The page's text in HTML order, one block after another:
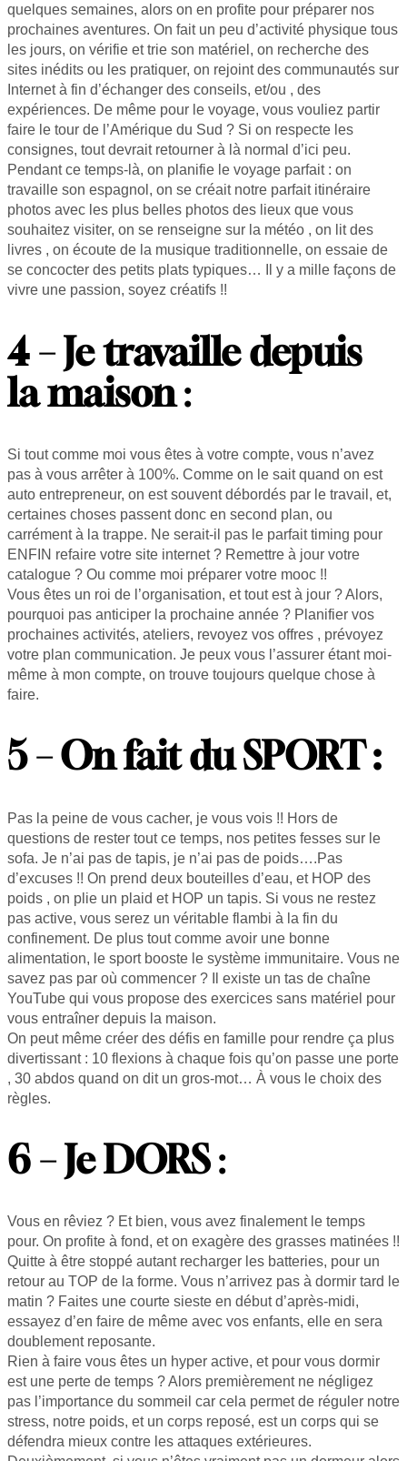
quelques semaines, alors on en profite pour préparer nos
prochaines aventures. On fait un peu d’activité physique tous
les jours, on vérifie et trie son matériel, on recherche des
sites inédits ou les pratiquer, on rejoint des communautés sur
Internet à fin d’échanger des conseils, et/ou , des
expériences. De même pour le voyage, vous vouliez partir
faire le tour de l’Amérique du Sud ? Si on respecte les
consignes, tout devrait retourner à là normal d’ici peu.
Pendant ce temps-là, on planifie le voyage parfait : on
travaille son espagnol, on se créait notre parfait itinéraire
photos avec les plus belles photos des lieux que vous
souhaitez visiter, on se renseigne sur la météo , on lit des
livres , on écoute de la musique traditionnelle, on essaie de
se concocter des petits plats typiques… Il y a mille façons de
vivre une passion, soyez créatifs !!
4 – Je travaille depuis
la maison:
Si tout comme moi vous êtes à votre compte, vous n’avez
pas à vous arrêter à 100%. Comme on le sait quand on est
auto entrepreneur, on est souvent débordés par le travail, et,
certaines choses passent donc en second plan, ou
carrément à la trappe. Ne serait-il pas le parfait timing pour
ENFIN refaire votre site internet ? Remettre à jour votre
catalogue ? Ou comme moi préparer votre mooc !!
Vous êtes un roi de l’organisation, et tout est à jour ? Alors,
pourquoi pas anticiper la prochaine année ? Planifier vos
prochaines activités, ateliers, revoyez vos offres , prévoyez
votre plan communication. Je peux vous l’assurer étant moi-
même à mon compte, on trouve toujours quelque chose à
faire.
5 – On fait du SPORT :
Pas la peine de vous cacher, je vous vois !! Hors de
questions de rester tout ce temps, nos petites fesses sur le
sofa. Je n’ai pas de tapis, je n’ai pas de poids….Pas
d’excuses !! On prend deux bouteilles d’eau, et HOP des
poids , on plie un plaid et HOP un tapis. Si vous ne restez
pas active, vous serez un véritable flambi à la fin du
confinement. De plus tout comme avoir une bonne
alimentation, le sport booste le système immunitaire. Vous ne
savez pas par où commencer ? Il existe un tas de chaîne
YouTube qui vous propose des exercices sans matériel pour
vous entraîner depuis la maison.
On peut même créer des défis en famille pour rendre ça plus
divertissant : 10 flexions à chaque fois qu’on passe une porte
, 30 abdos quand on dit un gros-mot… À vous le choix des
règles.
6 – Je DORS:
Vous en rêviez ? Et bien, vous avez finalement le temps
pour. On profite à fond, et on exagère des grasses matinées !!
Quitte à être stoppé autant recharger les batteries, pour un
retour au TOP de la forme. Vous n’arrivez pas à dormir tard le
matin ? Faites une courte sieste en début d’après-midi,
essayez d’en faire de même avec vos enfants, elle en sera
doublement reposante.
Rien à faire vous êtes un hyper active, et pour vous dormir
est une perte de temps ? Alors premièrement ne négligez
pas l’importance du sommeil car cela permet de réguler notre
stress, notre poids, et un corps reposé, est un corps qui se
défendra mieux contre les attaques extérieures.